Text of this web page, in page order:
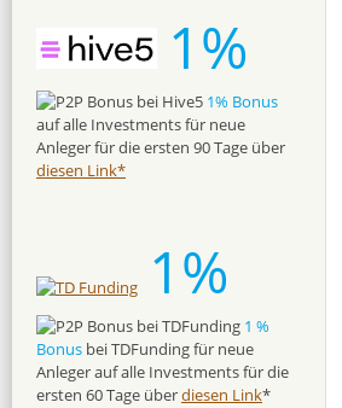
1%
1% Bonus
auf alle Investments für neue
Anleger für die ersten 90 Tage über
diesen Link*
1%
1 %
Bonus bei TDFunding für neue
Anleger auf alle Investments für die
ersten 60 Tage überdiesen Link*